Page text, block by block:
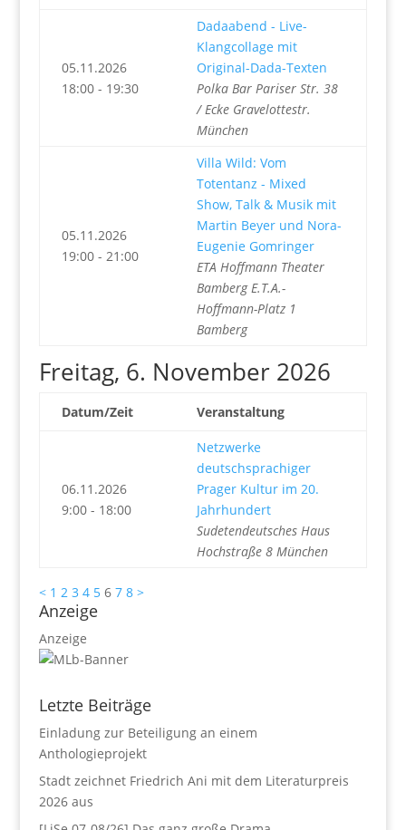
05.11.2026
18:00 - 19:30
Dadaabend - Live-
Klangcollage mit
Original-Dada-Texten
Polka Bar Pariser Str. 38
/ Ecke Gravelottestr.
München
05.11.2026
19:00 - 21:00
Villa Wild: Vom
Totentanz - Mixed
Show, Talk & Musik mit
Martin Beyer und Nora-
Eugenie Gomringer
ETA Hoffmann Theater
Bamberg E.T.A.-
Hoffmann-Platz 1
Bamberg
Freitag, 6. November 2026
Datum/Zeit Veranstaltung
06.11.2026
9:00 - 18:00
Netzwerke
deutschsprachiger
Prager Kultur im 20.
Jahrhundert
Sudetendeutsches Haus
Hochstraße 8 München
< 1 2 3 4 5 6 7 8 >
Anzeige
Anzeige
Letzte Beiträge
Einladung zur Beteiligung an einem
Anthologieprojekt
Stadt zeichnet Friedrich Ani mit dem Literaturpreis
2026 aus